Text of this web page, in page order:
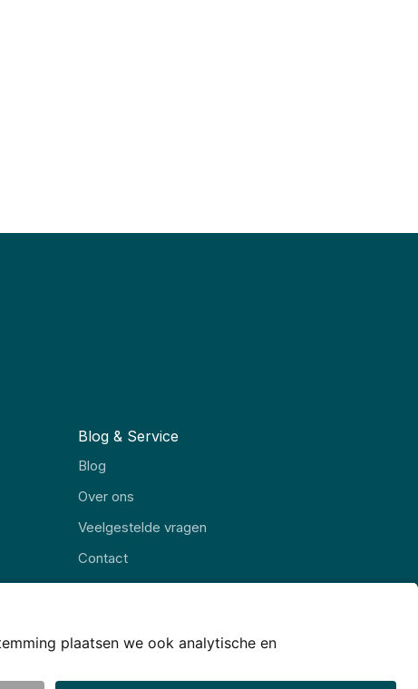
Blog & Service
Blog
Over ons
Veelgestelde vragen
Contact
Alle rubrieken